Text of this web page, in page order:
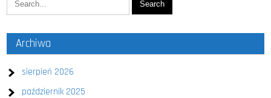
Archiwa
sierpień 2026
październik 2025